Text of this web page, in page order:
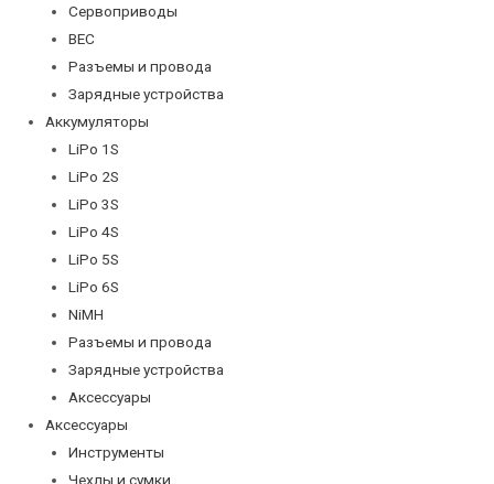
Сервоприводы
BEC
Разъемы и провода
Зарядные устройства
Аккумуляторы
LiPo 1S
LiPo 2S
LiPo 3S
LiPo 4S
LiPo 5S
LiPo 6S
NiMH
Разъемы и провода
Зарядные устройства
Аксессуары
Аксессуары
Инструменты
Чехлы и сумки